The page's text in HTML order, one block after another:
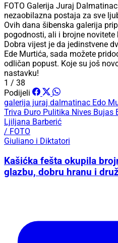
FOTO Galerija Juraj
nezaobilazna postaja za sve
Ovih dana šibenska galerija
pogodnosti, ali i brojne
Dobra vijest je da jedinstvene
Ede Murtića, sada možete
odličan popust. Koje su još
nastavku!
1 / 38
Podijeli
galerija juraj dalmatinac Edo
Triva Đuro Pulitika Nives Bujas
Ljiljana Barberić
/ FOTO
Giuliano i Diktatori
Kašićka fešta okupila
glazbu, dobru hranu i